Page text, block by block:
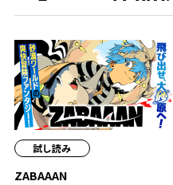
試し読み
ZABAAAN